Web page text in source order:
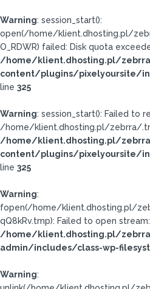
Warning: session_start():
open(/home/klient.dhosting.pl/
O_RDWR) failed: Disk quota
/home/klient.dhosting.pl/
content/plugins/pixelyoursite/
line 325
Warning: session_start(): Failed to
/home/klient.dhosting.pl/zebrra/
/home/klient.dhosting.pl/
content/plugins/pixelyoursite/
line 325
Warning:
fopen(/home/klient.dhosting.pl/
qQ8kRv.tmp): Failed to open
/home/klient.dhosting.pl/
admin/includes/class-wp-
Warning: